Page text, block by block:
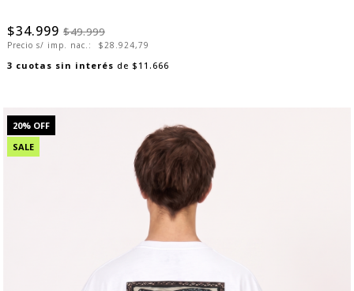
$34.999 $49.999
Precio s/ imp. nac.: $28.924,79
3 cuotas sin interés de $11.666
20% OFF
SALE